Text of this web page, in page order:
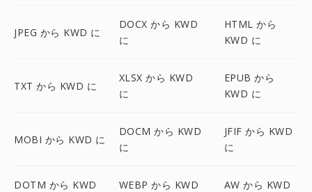
JPEG から KWD に
DOCX から KWD
に
HTML から
KWD に
TXT から KWD に
XLSX から KWD
に
EPUB から
KWD に
MOBI から KWD に
DOCM から KWD
に
JFIF から KWD
に
DOTM から KWD
WEBP から KWD
AW から KWD